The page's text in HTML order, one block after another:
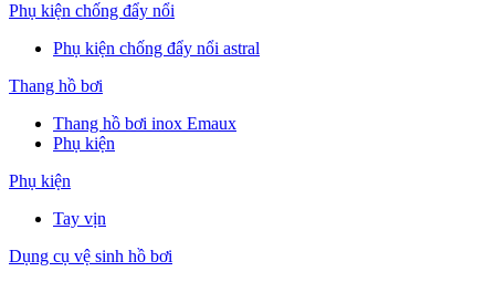
Phụ kiện chống đẩy nổi
Phụ kiện chống đẩy nổi astral
Thang hồ bơi
Thang hồ bơi inox Emaux
Phụ kiện
Phụ kiện
Tay vịn
Dụng cụ vệ sinh hồ bơi